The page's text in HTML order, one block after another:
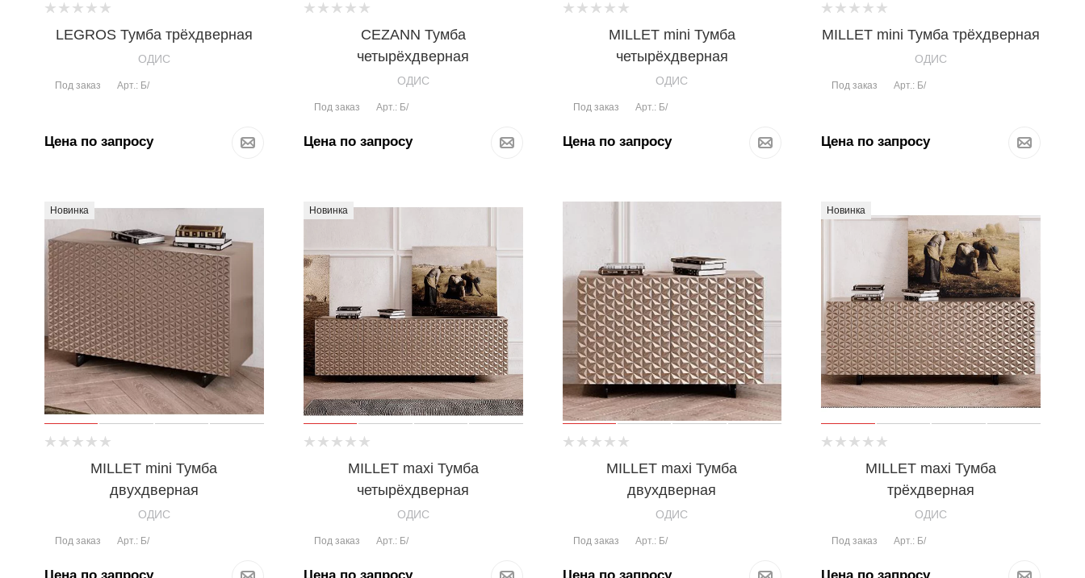
LEGROS Тумба трёхдверная
OДИС
Под заказ Арт.: Б/
Цена по запросу
CEZANN Тумба
четырёхдверная
OДИС
Под заказ Арт.: Б/
Цена по запросу
MILLET mini Тумба
четырёхдверная
OДИС
Под заказ Арт.: Б/
Цена по запросу
MILLET mini Тумба трёхдверная
OДИС
Под заказ Арт.: Б/
Цена по запросу
Новинка
MILLET mini Тумба
двухдверная
OДИС
Под заказ Арт.: Б/
Новинка
MILLET maxi Тумба
четырёхдверная
OДИС
Под заказ Арт.: Б/
MILLET maxi Тумба
двухдверная
OДИС
Под заказ Арт.: Б/
Новинка
MILLET maxi Тумба
трёхдверная
OДИС
Под заказ Арт.: Б/